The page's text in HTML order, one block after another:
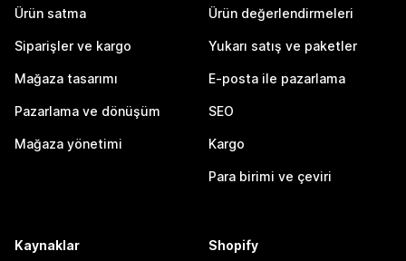
Ürün satma
Siparişler ve kargo
Mağaza tasarımı
Pazarlama ve dönüşüm
Mağaza yönetimi
Ürün değerlendirmeleri
Yukarı satış ve paketler
E-posta ile pazarlama
SEO
Kargo
Para birimi ve çeviri
Kaynaklar Shopify